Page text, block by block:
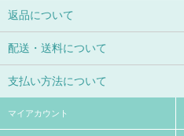
返品について
配送・送料について
支払い方法について
マイアカウント